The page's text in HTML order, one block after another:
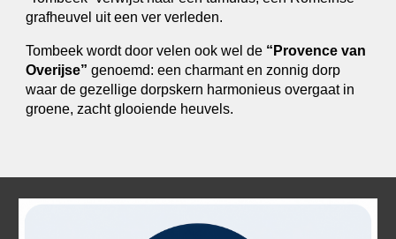
grafheuvel uit een ver verleden.
Tombeek wordt door velen ook wel de “Provence van
Overijse” genoemd: een charmant en zonnig dorp
waar de gezellige dorpskern harmonieus overgaat in
groene, zacht glooiende heuvels.